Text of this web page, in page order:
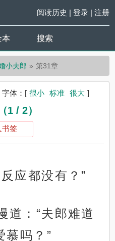
阅读历史 | 登录| 注册
本 搜索
小夫郎 第31章
字体： [ 很小 标准 很大 ]
1 / 2）
书签
应都没有？”
道：“夫郎难道
慕吗？”